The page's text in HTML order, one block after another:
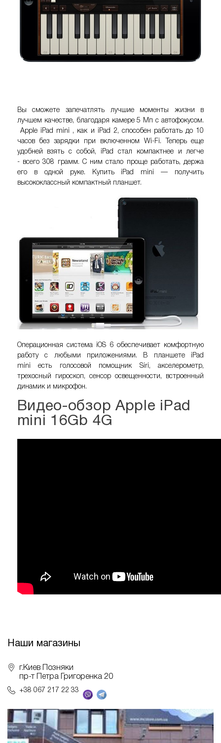
Вы сможете запечатлять лучшие моменты жизни в
лучшем качестве, благодаря камере 5 Мп с автофокусом.
Apple iPad mini , как и iPad 2, способен работать до 10
часов без зарядки при включенном Wi-Fi. Теперь еще
удобней взять с собой, iPad стал компактнее и легче
- всего 308 грамм. С ним стало проще работать, держа
его в одной руке.
Купить iPad mini— получить
высококлассный компактный планшет.
Операционная сиcтема iOS 6 обеспечивает комфортную
работу с любыми приложениями. В планшете
iPad
mini
есть голосовой помощник Siri, акселерометр,
трехосный гироскоп, сенсор освещенности, встроенный
динамик и микрофон.
Видео-обзор Apple iPad
mini 16Gb 4G
Наши магазины
г.Киев Позняки
пр-т Петра Григоренка 20
+38 067 217 22 33